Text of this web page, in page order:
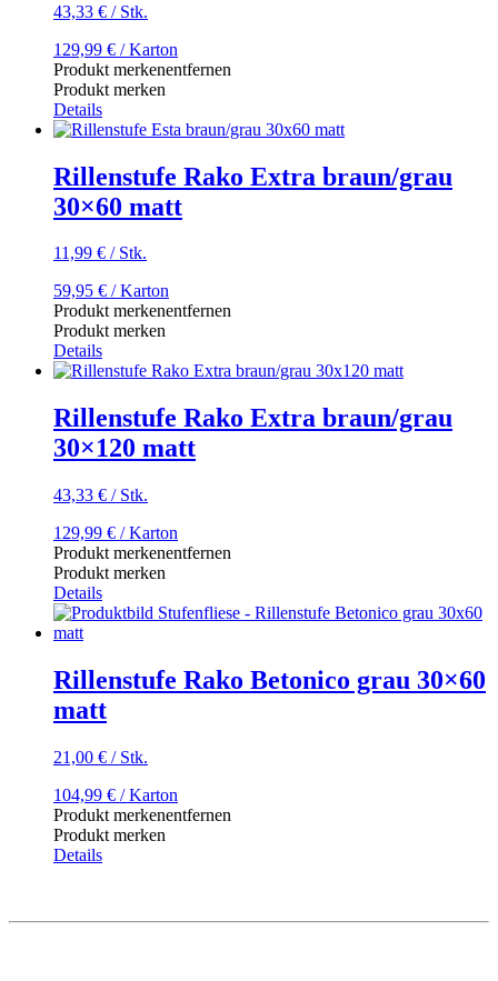
43,33 € / Stk.
129,99 € / Karton
Produkt merkenentfernen
Produkt merken
Details
Rillenstufe Rako Extra braun/grau
30×60 matt
11,99 € / Stk.
59,95 € / Karton
Produkt merkenentfernen
Produkt merken
Details
Rillenstufe Rako Extra braun/grau
30×120 matt
43,33 € / Stk.
129,99 € / Karton
Produkt merkenentfernen
Produkt merken
Details
Rillenstufe Rako Betonico grau 30×60
matt
21,00 € / Stk.
104,99 € / Karton
Produkt merkenentfernen
Produkt merken
Details